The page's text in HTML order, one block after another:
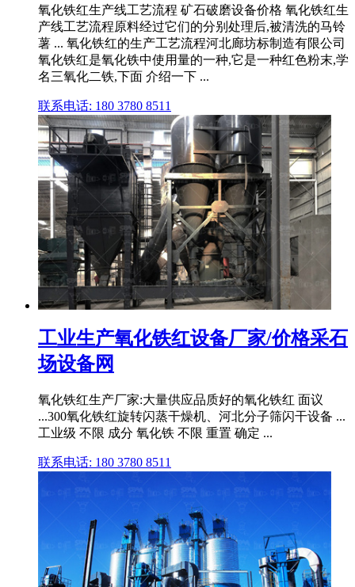
氧化铁红生产线工艺流程 矿石破磨设备价格 氧化铁红生
产线工艺流程原料经过它们的分别处理后,被清洗的马铃
薯 ... 氧化铁红的生产工艺流程河北廊坊标制造有限公司
氧化铁红是氧化铁中使用量的一种,它是一种红色粉末,学
名三氧化二铁,下面 介绍一下 ...
联系电话: 180 3780 8511
工业生产氧化铁红设备厂家/价格采石
场设备网
氧化铁红生产厂家:大量供应品质好的氧化铁红 面议
...300氧化铁红旋转闪蒸干燥机、河北分子筛闪干设备 ...
工业级 不限 成分 氧化铁 不限 重置 确定 ...
联系电话: 180 3780 8511